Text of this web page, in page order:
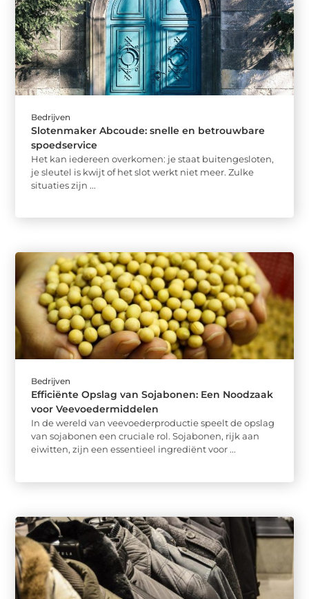
Bedrijven
Slotenmaker Abcoude: snelle en betrouwbare
spoedservice
Het kan iedereen overkomen: je staat buitengesloten,
je sleutel is kwijt of het slot werkt niet meer. Zulke
situaties zijn ...
Bedrijven
Efficiënte Opslag van Sojabonen: Een Noodzaak
voor Veevoedermiddelen
In de wereld van veevoederproductie speelt de opslag
van sojabonen een cruciale rol. Sojabonen, rijk aan
eiwitten, zijn een essentieel ingrediënt voor ...